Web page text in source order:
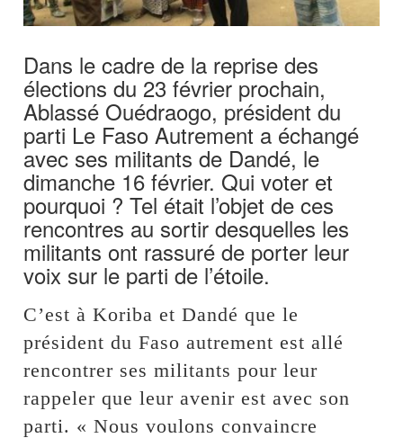
Dans le cadre de la reprise des
élections du 23 février prochain,
Ablassé Ouédraogo, président du
parti Le Faso Autrement a échangé
avec ses militants de Dandé, le
dimanche 16 février. Qui voter et
pourquoi ? Tel était l’objet de ces
rencontres au sortir desquelles les
militants ont rassuré de porter leur
voix sur le parti de l’étoile.
C’est à Koriba et Dandé que le
président du Faso autrement est allé
rencontrer ses militants pour leur
rappeler que leur avenir est avec son
parti. « Nous voulons convaincre